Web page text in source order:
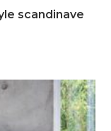
scandinave